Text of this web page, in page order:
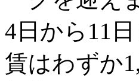
4日から11
賃はわずか